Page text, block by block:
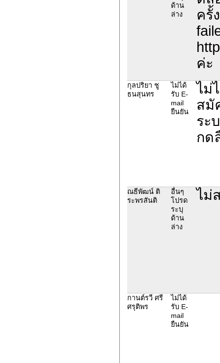
ด้าน
ล่าง
ครั้
ค่ะ
กุลปริยา ชู
ธนสุนทร
ไม่ได้
รับ E-
mail
ยืนยัน
ไม่
สมั
ระ
กด
ณธีพัฒน์ ติ
ระพรสันติ
อื่นๆ
โปรด
ระบุ
ด้าน
ล่าง
ไม่
กานต์รวี ศรี
ศรุติพร
ไม่ได้
รับ E-
mail
ยืนยัน